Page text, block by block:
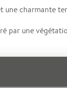
une charmante
par une